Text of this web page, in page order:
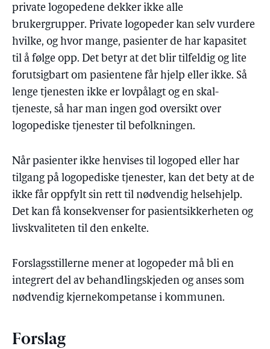
private logopedene dekker ikke alle
brukergrupper. Private logopeder kan selv vurdere
hvilke, og hvor mange, pasienter de har kapasitet
til å følge opp. Det betyr at det blir tilfeldig og lite
forutsigbart om pasientene får hjelp eller ikke. Så
lenge tjenesten ikke er lovpålagt og en skal-
tjeneste, så har man ingen god oversikt over
logopediske tjenester til befolkningen.
Når pasienter ikke henvises til logoped eller har
tilgang på logopediske tjenester, kan det bety at de
ikke får oppfylt sin rett til nødvendig helsehjelp.
Det kan få konsekvenser for pasientsikkerheten og
livskvaliteten til den enkelte.
Forslagsstillerne mener at logopeder må bli en
integrert del av behandlingskjeden og anses som
nødvendig kjernekompetanse i kommunen.
Forslag